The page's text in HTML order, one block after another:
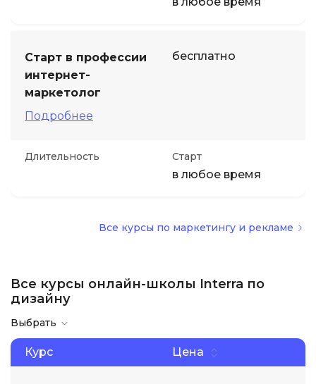
Старт в профессии
интернет-
маркетолог
Подробнее
бесплатно
Длительность Старт
в любое время
Все курсы по маркетингу и рекламе
Все курсы онлайн-школы Interra по
дизайну
Выбрать
Курс Цена